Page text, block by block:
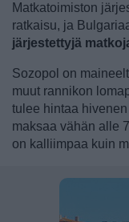
Matkatoimiston
ratkaisu, ja
järjestettyjä
Sozopol on
muut rannikon
tulee hintaa
maksaa vähän alle
on kalliimpaa kuin